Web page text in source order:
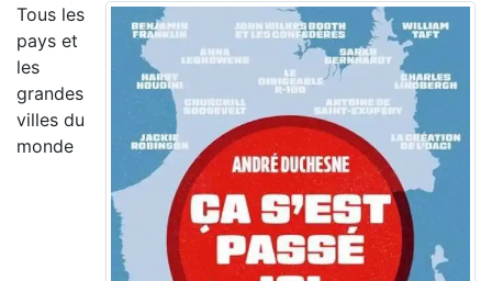
Tous les
pays et
les
grandes
villes du
monde